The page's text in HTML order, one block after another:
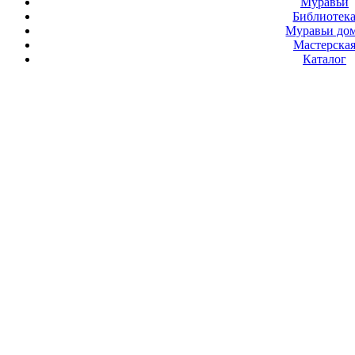
Муравьи
Мастерская
Каталог